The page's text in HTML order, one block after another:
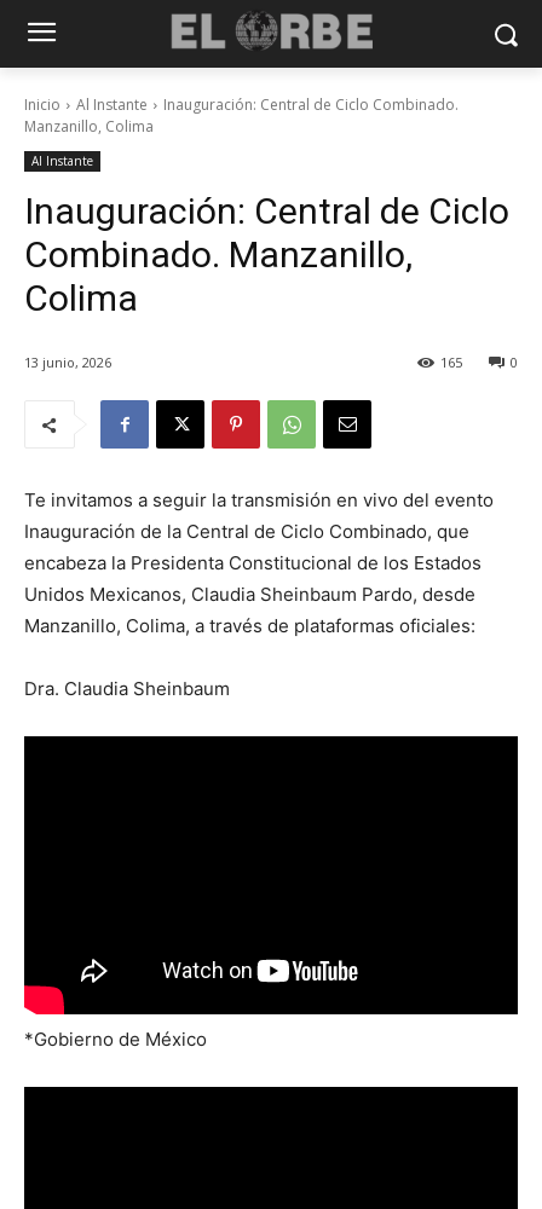
Inicio Al Instante
Inauguración: Central de Ciclo Combinado.
Manzanillo, Colima
Al Instante
Inauguración: Central de Ciclo
Combinado. Manzanillo,
Colima
13 junio, 2026 0
165
Te invitamos a seguir la transmisión en vivo del evento
Inauguración de la Central de Ciclo Combinado, que
encabeza la Presidenta Constitucional de los Estados
Unidos Mexicanos, Claudia Sheinbaum Pardo, desde
Manzanillo, Colima, a través de plataformas oficiales:
Dra. Claudia Sheinbaum
*Gobierno de México